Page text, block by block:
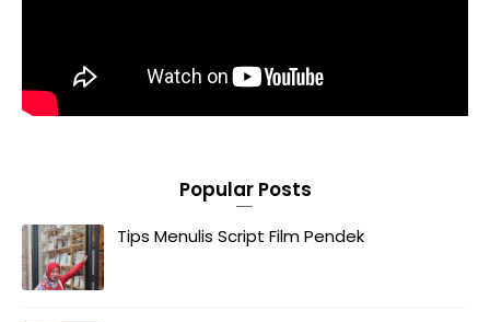
Popular Posts
Tips Menulis Script Film Pendek